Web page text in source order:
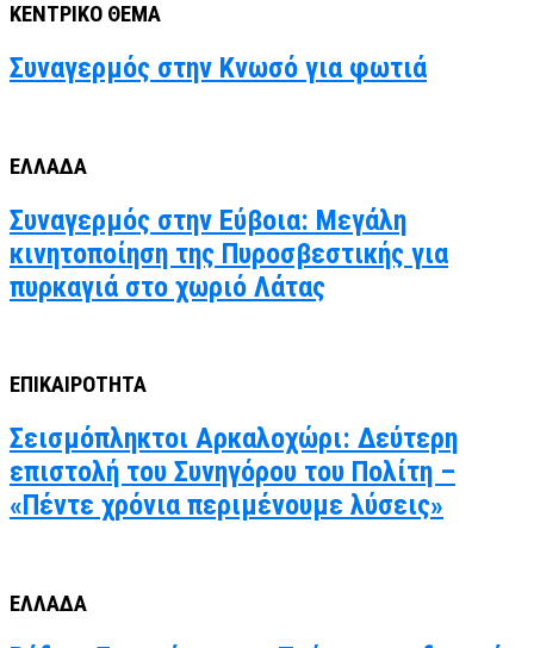
ΚΕΝΤΡΙΚΟ ΘΕΜΑ
Συναγερμός στην Κνωσό για φωτιά
ΕΛΛΑΔΑ
Συναγερμός στην Εύβοια: Μεγάλη
κινητοποίηση της Πυροσβεστικής για
πυρκαγιά στο χωριό Λάτας
ΕΠΙΚΑΙΡΟΤΗΤΑ
Σεισμόπληκτοι Αρκαλοχώρι: Δεύτερη
επιστολή του Συνηγόρου του Πολίτη –
«Πέντε χρόνια περιμένουμε λύσεις»
ΕΛΛΑΔΑ